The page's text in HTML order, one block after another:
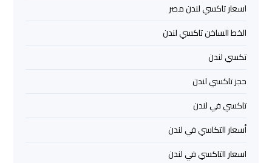
اسعار تاكسي لندن مصر
الخط الساخن تاكسي لندن
تكسي لندن
حجز تاكسي لندن
تاكسي في لندن
أسعار التكاسي في لندن
اسعار التاكسي في لندن
الغردقة
ليموزين
مرسي
مطروح
ليموزين